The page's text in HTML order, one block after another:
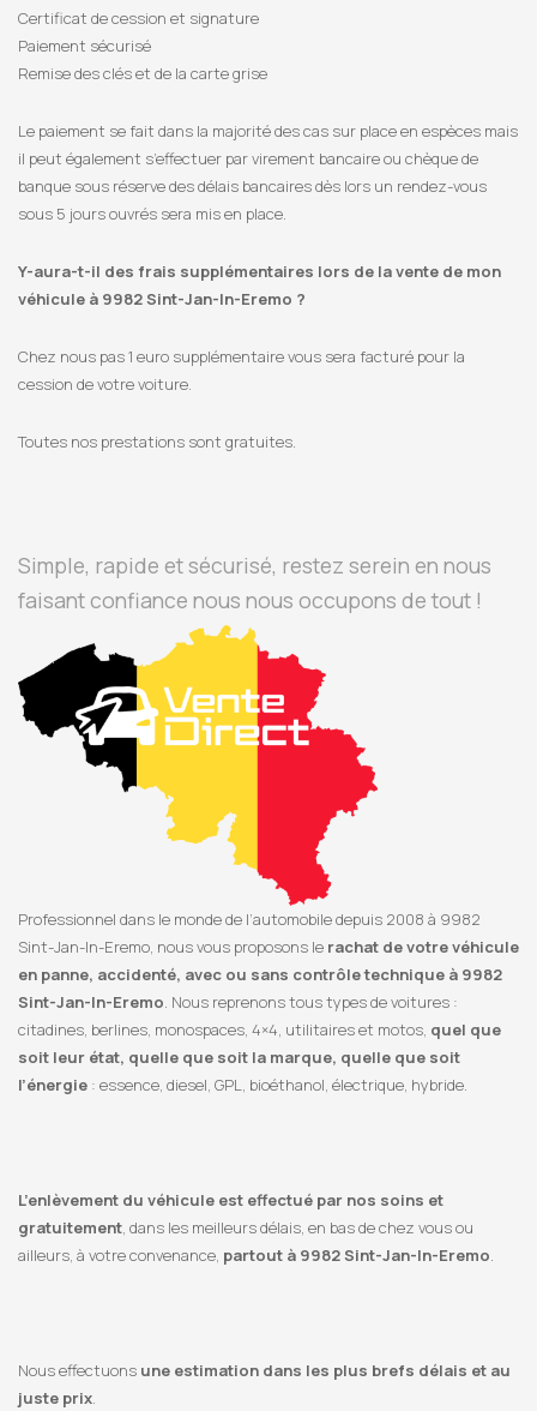
Certificat de cession et signature
Paiement sécurisé
Remise des clés et de la carte grise
Le paiement se fait dans la majorité des cas sur place en espèces mais
il peut également s’effectuer par virement bancaire ou chèque de
banque sous réserve des délais bancaires dès lors un rendez-vous
sous 5 jours ouvrés sera mis en place.
Y-aura-t-il des frais supplémentaires lors de la vente de mon
véhicule à 9982 Sint-Jan-In-Eremo ?
Chez nous pas 1 euro supplémentaire vous sera facturé pour la
cession de votre voiture.
Toutes nos prestations sont gratuites.
Simple, rapide et sécurisé, restez serein en nous
faisant confiance nous nous occupons de tout !
Professionnel dans le monde de l’automobile depuis 2008 à 9982
Sint-Jan-In-Eremo, nous vous proposons le rachat de votre véhicule
en panne, accidenté, avec ou sans contrôle technique à 9982
Sint-Jan-In-Eremo. Nous reprenons tous types de voitures :
citadines, berlines, monospaces, 4×4, utilitaires et motos, quel que
soit leur état, quelle que soit la marque, quelle que soit
l’énergie : essence, diesel, GPL, bioéthanol, électrique, hybride.
L’enlèvement du véhicule est effectué par nos soins et
gratuitement, dans les meilleurs délais, en bas de chez vous ou
ailleurs, à votre convenance, partout à 9982 Sint-Jan-In-Eremo.
Nous effectuons une estimation dans les plus brefs délais et au
juste prix.